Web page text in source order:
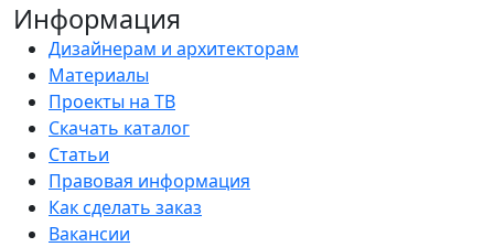
Информация
Дизайнерам и архитекторам
Материалы
Проекты на ТВ
Скачать каталог
Статьи
Правовая информация
Как сделать заказ
Вакансии